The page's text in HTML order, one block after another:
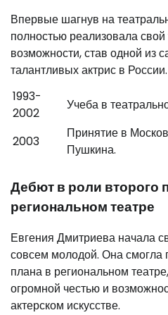
Впервые шагнув на
полностью реализовала
возможности, став одной из
талантливых актрис в России.
1993-
2002
Учеба в
2003
Принятие в
Пушкина.
Дебют в роли второго
региональном театре
Евгения Дмитриева начала
совсем молодой. Она смогла
плана в региональном
огромной честью и
актерском искусстве.